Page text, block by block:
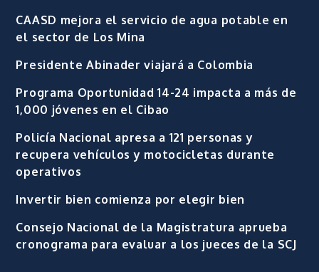
CAASD mejora el servicio de agua potable en
el sector de Los Mina
Presidente Abinader viajará a Colombia
Programa Oportunidad 14-24 impacta a más de
1,000 jóvenes en el Cibao
Policía Nacional apresa a 121 personas y
recupera vehículos y motocicletas durante
operativos
Invertir bien comienza por elegir bien
Consejo Nacional de la Magistratura aprueba
cronograma para evaluar a los jueces de la SCJ